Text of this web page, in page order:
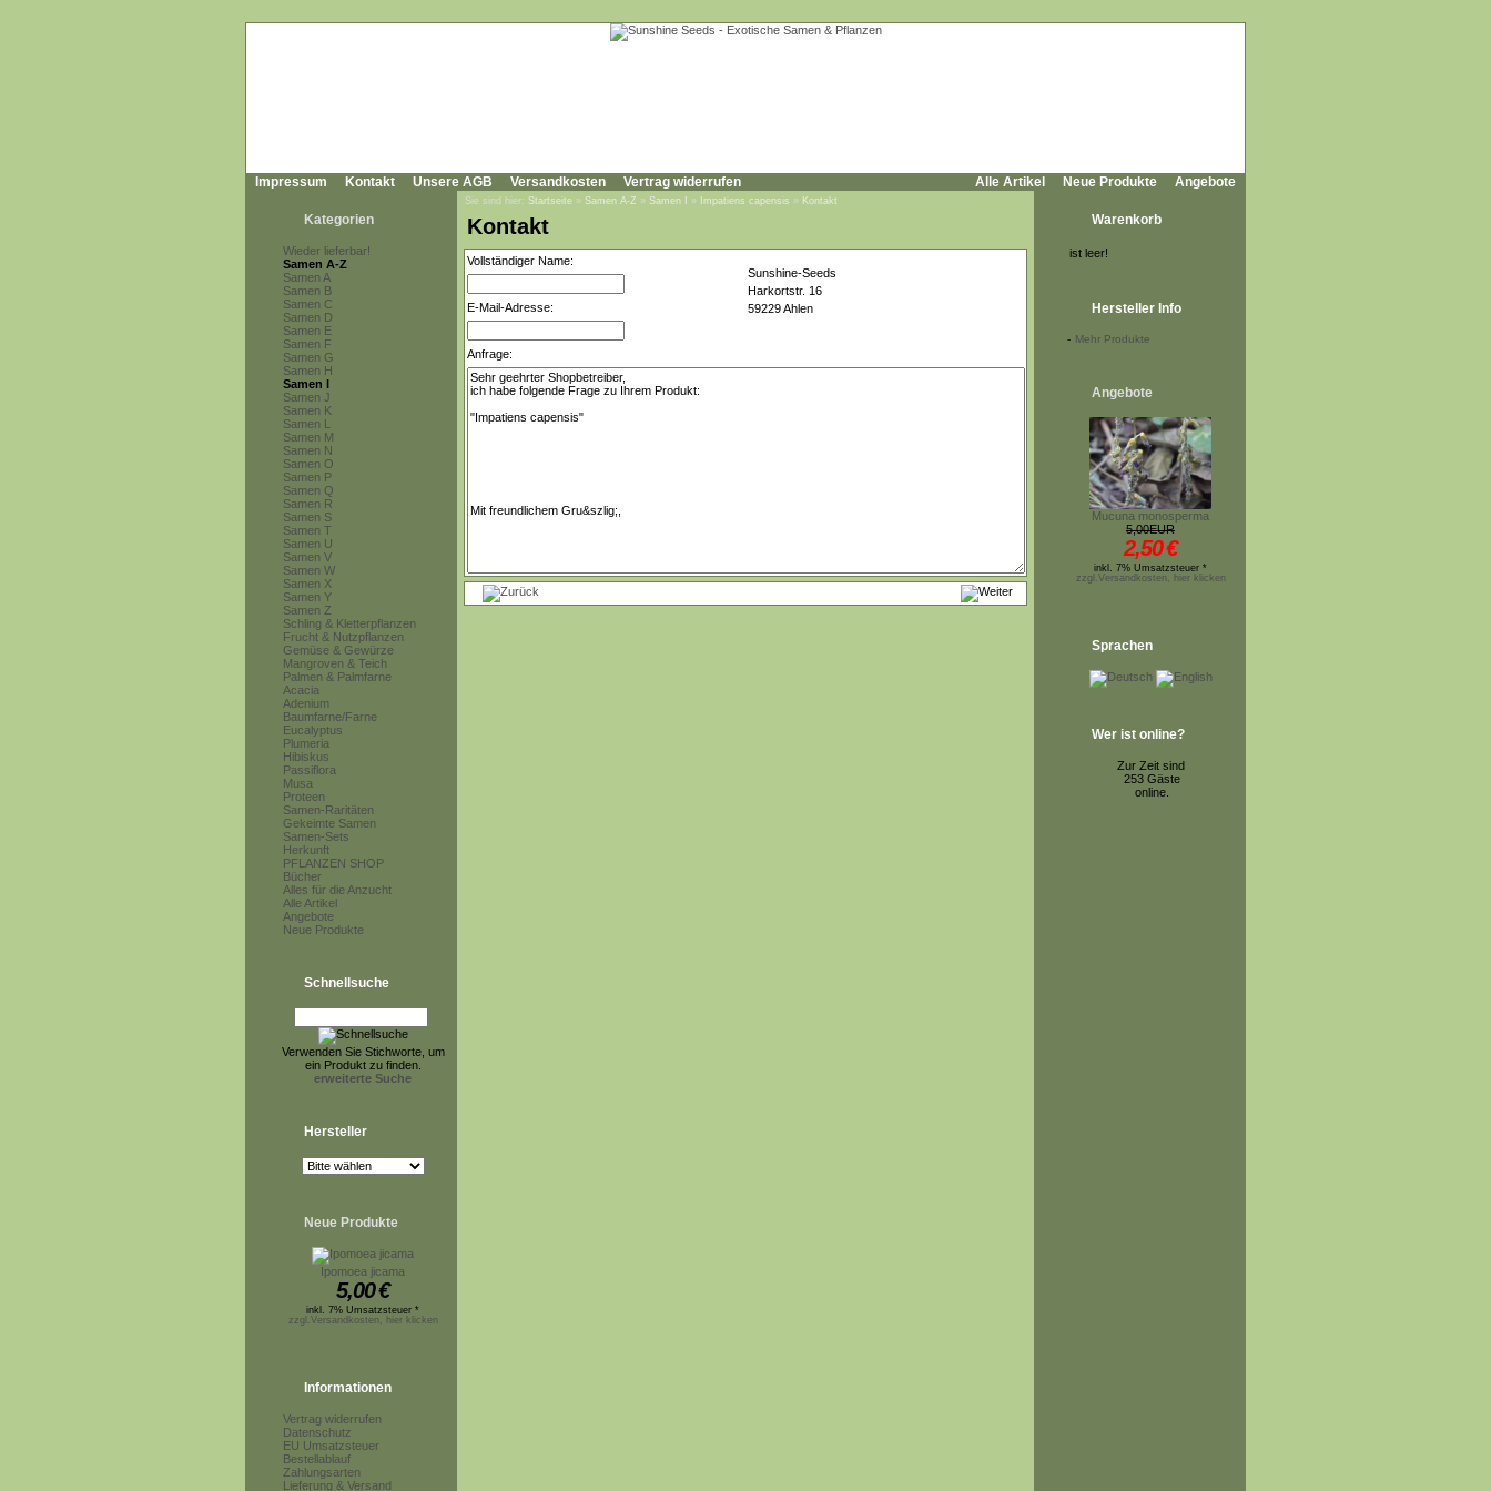
Impressum Kontakt Unsere AGB Versandkosten Vertrag widerrufen Alle Artikel Neue Produkte Angebote
Kategorien
Wieder lieferbar!
Samen A-Z
Samen A
Samen B
Samen C
Samen D
Samen E
Samen F
Samen G
Samen H
Samen I
Samen J
Samen K
Samen L
Samen M
Samen N
Samen O
Samen P
Samen Q
Samen R
Samen S
Samen T
Samen U
Samen V
Samen W
Samen X
Samen Y
Samen Z
Schling & Kletterpflanzen
Frucht & Nutzpflanzen
Gemüse & Gewürze
Mangroven & Teich
Palmen & Palmfarne
Acacia
Adenium
Baumfarne/Farne
Eucalyptus
Plumeria
Hibiskus
Passiflora
Musa
Proteen
Samen-Raritäten
Gekeimte Samen
Samen-Sets
Herkunft
PFLANZEN SHOP
Bücher
Alles für die Anzucht
Alle Artikel
Angebote
Neue Produkte
Schnellsuche
Verwenden Sie Stichworte, um
ein Produkt zu finden.
erweiterte Suche
Hersteller
Neue Produkte
Ipomoea jicama
5,00€
inkl. 7% Umsatzsteuer *
zzgl.Versandkosten, hier klicken
Informationen
Vertrag widerrufen
Datenschutz
EU Umsatzsteuer
Bestellablauf
Zahlungsarten
Lieferung & Versand
Sie sind hier: Startseite » Samen A-Z » Samen I » Impatiens capensis » Kontakt
Kontakt
Vollständiger Name:
Sunshine-Seeds
Harkortstr. 16
59229 Ahlen
E-Mail-Adresse:
Anfrage:
Warenkorb
ist leer!
Hersteller Info
- Mehr Produkte
Angebote
Mucuna monosperma
5,00EUR
2,50€
inkl. 7% Umsatzsteuer *
zzgl.Versandkosten, hier klicken
Sprachen
Wer ist online?
Zur Zeit sind
253 Gäste
online.